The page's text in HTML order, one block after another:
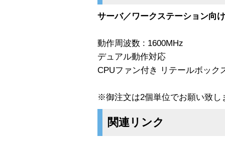
サーバ／ワークステーション向
動作周波数 : 1600MHz
デュアル動作対応
CPUファン付き リテールボック
※御注文は2個単位でお願い致し
関連リンク